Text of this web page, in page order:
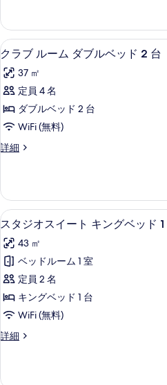
ベ
ッ
ド
1
台
の
す
べ
写
真
を
表
示
す
る
ー
ム
キ
グ
ベ
ド
の
ク
ラ
ブ
ル
ー
ム
ダ
ル
ベ
ッ
ド
2
台
の
す
べ
10
クラブ ルーム ダブルベッド 2 台
37 ㎡
定員 4 名
ダブルベッド 2 台
WiFi (無料)
詳細
ク
ー
ム
ダ
ル
ベ
ド
2
台
の
詳
ス
タ
ジ
オ
ス
イ
ー
ト
ン
11
スタジオスイート キングベッド 1
43 ㎡
ベッドルーム 1 室
定員 2 名
キングベッド 1 台
WiFi (無料)
詳細
ス